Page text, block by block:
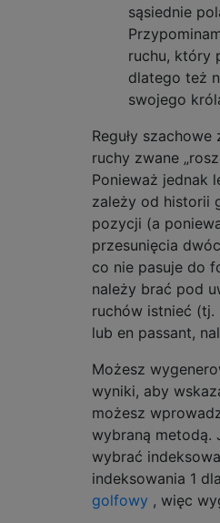
sąsiednie
ruchu, który
dlatego też
swojego
Reguły
ruchy zwane
Ponieważ jednak
zależy od historii
pozycji (a
przesunięcia
co nie pasuje do
należy brać pod
ruchów istnieć (tj.
lub en passant,
Możesz
wyniki, aby
możesz
wybraną metodą.
wybrać
indeksowania 1
golfowy , więc